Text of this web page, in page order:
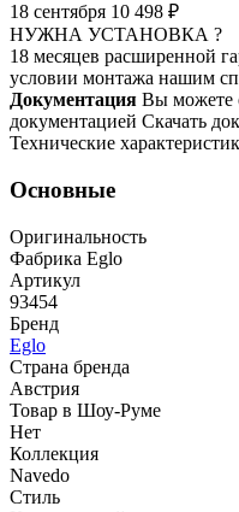
18 сентября 10 498 ₽
НУЖНА УСТАНОВКА ?
18 месяцев расширенной
условии монтажа нашим
Документация Вы можете
документацией Скачать
Технические
Основные
Оригинальность
Фабрика Eglo
Артикул
93454
Бренд
Eglo
Страна бренда
Австрия
Товар в Шоу-Руме
Нет
Коллекция
Navedo
Стиль